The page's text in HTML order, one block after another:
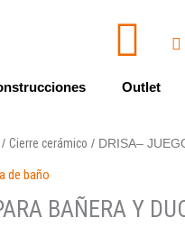
c
o
-
W
h
a
s
Outlet
/Cierre cerámico / DRISA–
de baño
BAÑERA Y